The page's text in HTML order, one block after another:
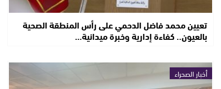
تعيين محمد فاضل الدحمي على رأس المنطقة الصحية
بالعيون.. كفاءة إدارية وخبرة ميدانية…
أخبار الصحراء